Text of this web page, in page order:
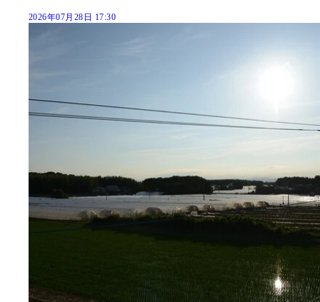
2026年07月28日 17:30